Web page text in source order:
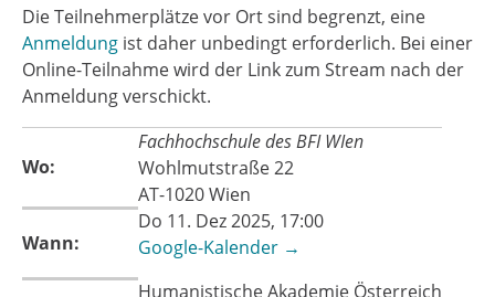
Die Teilnehmerplätze vor Ort sind begrenzt, eine
Anmeldung ist daher unbedingt erforderlich. Bei einer
Online-Teilnahme wird der Link zum Stream nach der
Anmeldung verschickt.
Wo:
Fachhochschule des BFI WIen
Wohlmutstraße 22
AT-1020 Wien
Wann:
Do 11. Dez 2025, 17:00
Google-Kalender →
Humanistische Akademie Österreich